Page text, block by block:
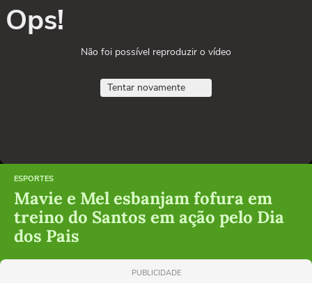
Ops!
Não foi possível reproduzir o vídeo
Tentar novamente
ESPORTES
Mavie e Mel esbanjam fofura em
treino do Santos em ação pelo Dia
dos Pais
PUBLICIDADE